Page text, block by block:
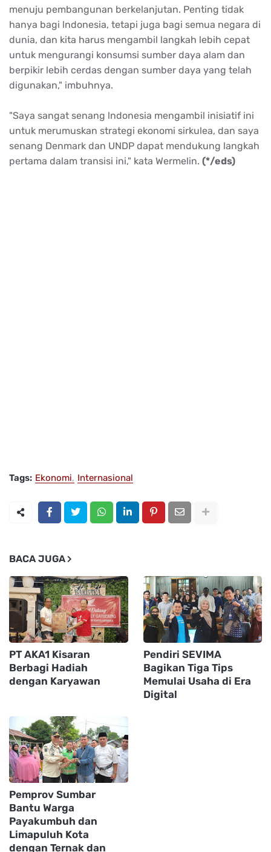
menuju pembangunan berkelanjutan. Penting tidak
hanya bagi lndonesia, tetapi juga bagi semua negara di
dunia, dan kita harus mengambil langkah lebih cepat
untuk mengurangi konsumsi sumber daya alam dan
berpikir lebih cerdas dengan sumber daya yang telah
digunakan," imbuhnya.
"Saya sangat senang lndonesia mengambil inisiatif ini
untuk merumuskan strategi ekonomi sirkulea, dan saya
senang Denmark dan UNDP dapat mendukung langkah
pertama dalam transisi ini," kata Wermelin. (*/eds)
Tags: Ekonomi Internasional
BACA JUGA
PT AKA1 Kisaran
Berbagi Hadiah
dengan Karyawan
Pendiri SEVIMA
Bagikan Tiga Tips
Memulai Usaha di Era
Digital
Pemprov Sumbar
Bantu Warga
Payakumbuh dan
Limapuluh Kota
dengan Ternak dan